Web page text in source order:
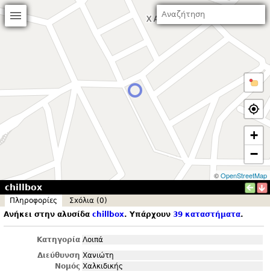
+
−
©OpenStreetMap
chillbox
Πληροφορίες
Σxόλια (0)
Ανήκει στην αλυσίδα chillbox. Υπάρχουν 39 καταστήματα.
Κατηγορία Λοιπά
Διεύθυνση Χανιώτη
Νομός Χαλκιδικής